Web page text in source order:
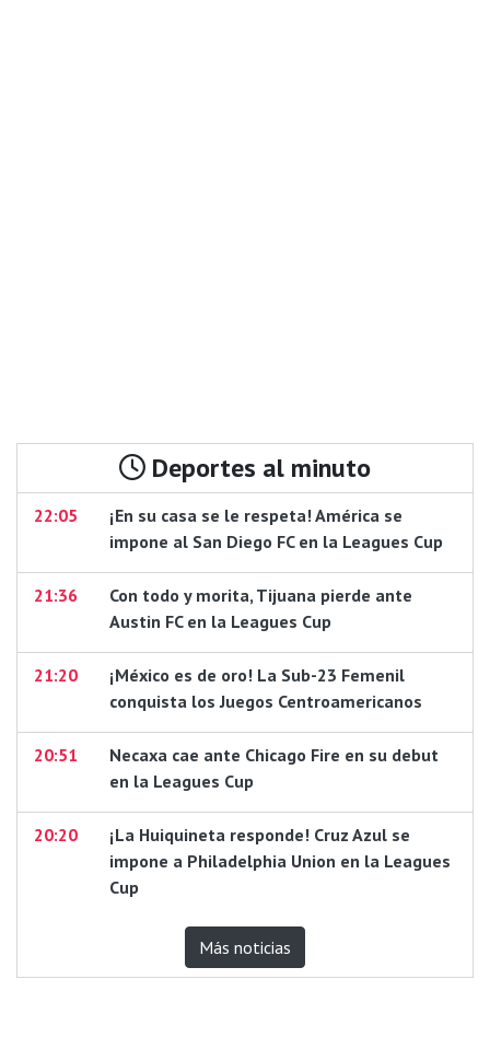
Deportes al minuto
22:05
¡En su casa se le respeta! América se
impone al San Diego FC en la Leagues Cup
21:36
Con todo y morita, Tijuana pierde ante
Austin FC en la Leagues Cup
21:20
¡México es de oro! La Sub-23 Femenil
conquista los Juegos Centroamericanos
20:51
Necaxa cae ante Chicago Fire en su debut
en la Leagues Cup
20:20
¡La Huiquineta responde! Cruz Azul se
impone a Philadelphia Union en la Leagues
Cup
Más noticias